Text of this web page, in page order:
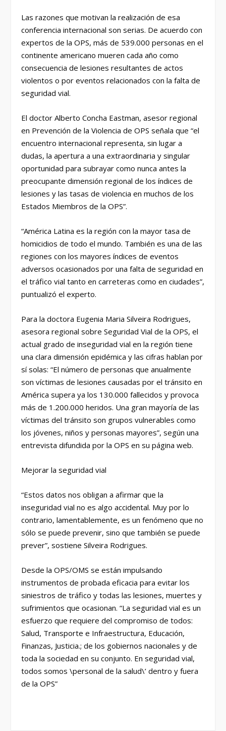
Las razones que motivan la realización de esa
conferencia internacional son serias. De acuerdo con
expertos de la OPS, más de 539.000 personas en el
continente americano mueren cada año como
consecuencia de lesiones resultantes de actos
violentos o por eventos relacionados con la falta de
seguridad vial.
El doctor Alberto Concha Eastman, asesor regional
en Prevención de la Violencia de OPS señala que “el
encuentro internacional representa, sin lugar a
dudas, la apertura a una extraordinaria y singular
oportunidad para subrayar como nunca antes la
preocupante dimensión regional de los índices de
lesiones y las tasas de violencia en muchos de los
Estados Miembros de la OPS”.
“América Latina es la región con la mayor tasa de
homicidios de todo el mundo. También es una de las
regiones con los mayores índices de eventos
adversos ocasionados por una falta de seguridad en
el tráfico vial tanto en carreteras como en ciudades”,
puntualizó el experto.
Para la doctora Eugenia Maria Silveira Rodrigues,
asesora regional sobre Seguridad Vial de la OPS, el
actual grado de inseguridad vial en la región tiene
una clara dimensión epidémica y las cifras hablan por
sí solas: “El número de personas que anualmente
son víctimas de lesiones causadas por el tránsito en
América supera ya los 130.000 fallecidos y provoca
más de 1.200.000 heridos. Una gran mayoría de las
víctimas del tránsito son grupos vulnerables como
los jóvenes, niños y personas mayores”, según una
entrevista difundida por la OPS en su página web.
Mejorar la seguridad vial
“Estos datos nos obligan a afirmar que la
inseguridad vial no es algo accidental. Muy por lo
contrario, lamentablemente, es un fenómeno que no
sólo se puede prevenir, sino que también se puede
prever”, sostiene Silveira Rodrigues.
Desde la OPS/OMS se están impulsando
instrumentos de probada eficacia para evitar los
siniestros de tráfico y todas las lesiones, muertes y
sufrimientos que ocasionan. “La seguridad vial es un
esfuerzo que requiere del compromiso de todos:
Salud, Transporte e Infraestructura, Educación,
Finanzas, Justicia.; de los gobiernos nacionales y de
toda la sociedad en su conjunto. En seguridad vial,
todos somos \personal de la salud\’ dentro y fuera
de la OPS”